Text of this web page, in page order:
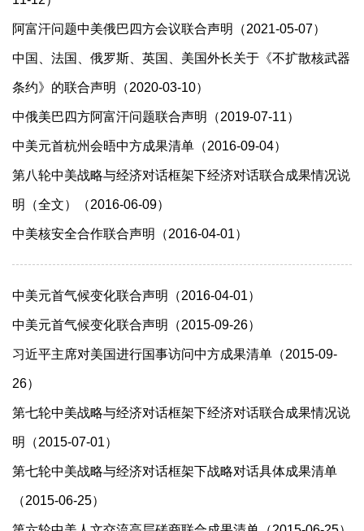
阿富汗问题中美俄巴四方会议联合声明（2021-05-07）
中国、法国、俄罗斯、英国、美国外长关于《不扩散核武器
条约》的联合声明（2020-03-10）
中俄美巴四方阿富汗问题联合声明（2019-07-11）
中美元首杭州会晤中方成果清单（2016-09-04）
第八轮中美战略与经济对话框架下经济对话联合成果情况说
明（全文）（2016-06-09）
中美核安全合作联合声明（2016-04-01）
中美元首气候变化联合声明（2016-04-01）
中美元首气候变化联合声明（2015-09-26）
习近平主席对美国进行国事访问中方成果清单（2015-09-
26）
第七轮中美战略与经济对话框架下经济对话联合成果情况说
明（2015-07-01）
第七轮中美战略与经济对话框架下战略对话具体成果清单
（2015-06-25）